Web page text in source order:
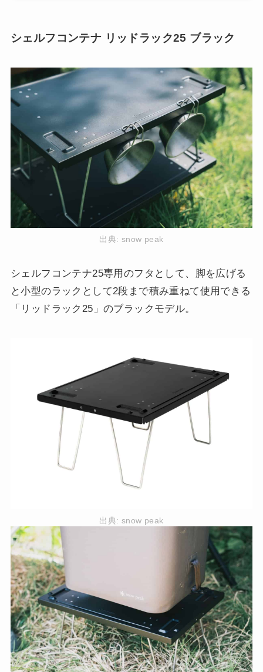
シェルフコンテナ リッドラック25 ブラック
出典: snow peak
シェルフコンテナ25専用のフタとして、脚を広げる
と小型のラックとして2段まで積み重ねて使用できる
「リッドラック25」のブラックモデル。
出典: snow peak